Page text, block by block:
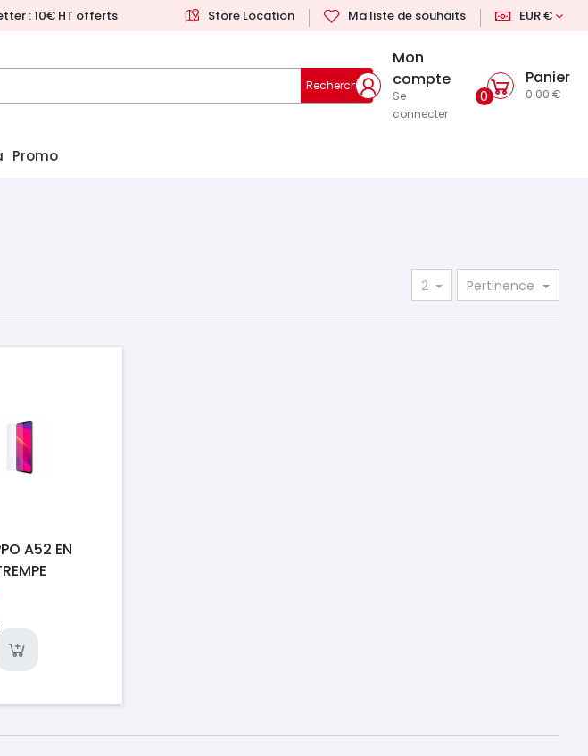
: 10€ HT offerts Store Location Ma liste de souhaits EUR €
Rechercher
Mon
compte
Se
connecter
0
Panier
0.00 €
Promo
2 Pertinence
A52 EN